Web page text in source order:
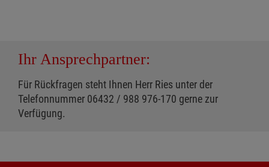
Ihr Ansprechpartner:
Für Rückfragen steht Ihnen Herr Ries unter der
Telefonnummer 06432 / 988 976-170 gerne zur
Verfügung.